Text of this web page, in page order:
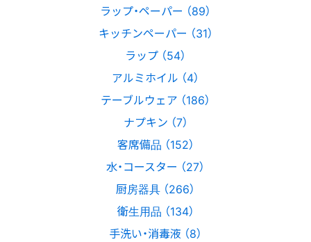
ラップ・ペーパー （89）
キッチンペーパー （31）
ラップ （54）
アルミホイル （4）
テーブルウェア （186）
ナプキン （7）
客席備品 （152）
水・コースター （27）
厨房器具 （266）
衛生用品 （134）
手洗い・消毒液 （8）